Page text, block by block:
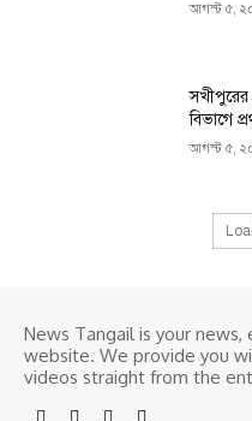
আগস্ট ৫,
সখীপুরের
বিভাগে
আগস্ট ৫,
News Tangail is your
website. We provide you
videos straight from the